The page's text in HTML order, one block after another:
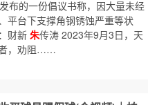
布的一份倡议书称，因大量未经
平台下支撑角钢锈蚀严重等状
财新 朱传涛 2023年9月3日，天
，劝阻……